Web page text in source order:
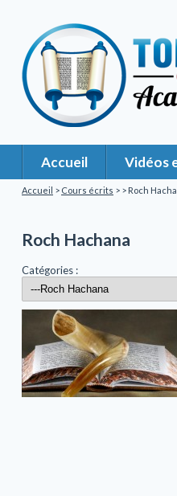
Accueil Vidéos
Accueil > Cours écrits > > Roch
Roch Hachana
Catégories :